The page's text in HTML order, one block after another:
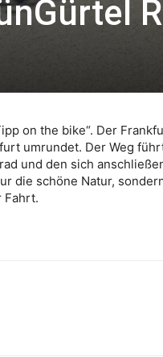
on the bike“. Der
umrundet. Der Weg
und den sich
die schöne Natur,
Fahrt.